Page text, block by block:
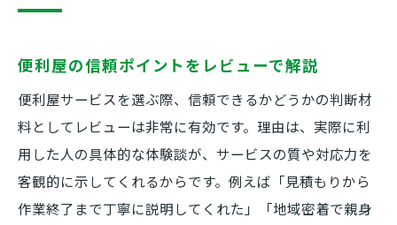
便利屋の信頼ポイントをレビューで解説
便利屋サービスを選ぶ際、信頼できるかどうかの判断材
料としてレビューは非常に有効です。理由は、実際に利
用した人の具体的な体験談が、サービスの質や対応力を
客観的に示してくれるからです。例えば「見積もりから
作業終了まで丁寧に説明してくれた」「地域密着で親身